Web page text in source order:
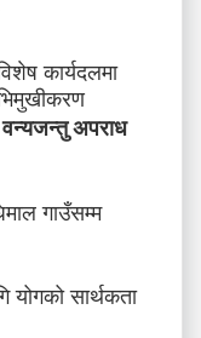
वन्यजन्तु अपराध